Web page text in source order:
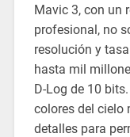
Mavic 3, con un
profesional, no
resolución y
hasta mil
D-Log de 10
colores del cielo
detalles para